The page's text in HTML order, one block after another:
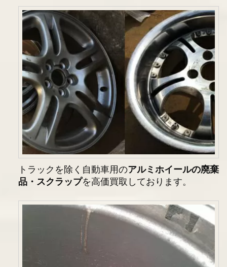
トラックを除く自動車用のアルミホイールの廃棄
品・スクラップを高価買取しております。